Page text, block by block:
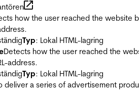
how the user reached the website
Typ: Lokal HTML-lagring
Detects how the user reached the
address.
Typ: Lokal HTML-lagring
deliver a series of advertisement